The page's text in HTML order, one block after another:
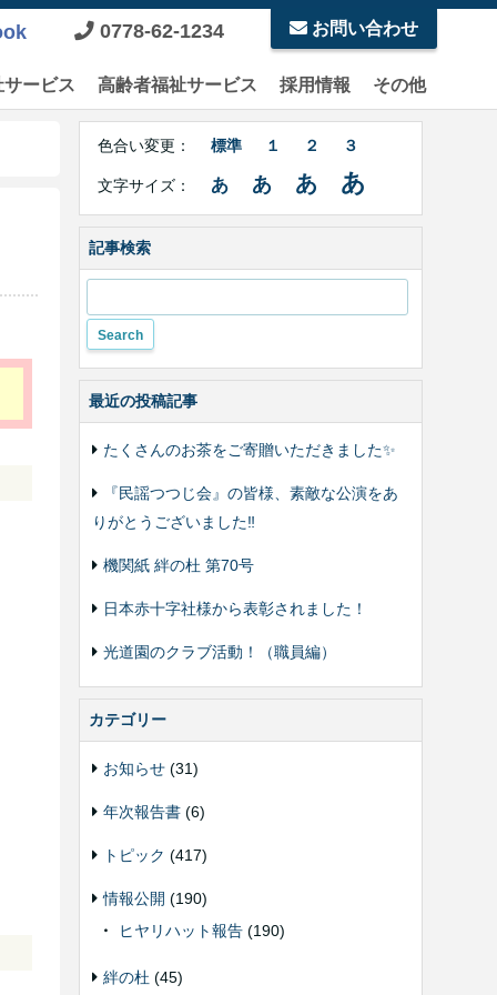
0778-62-1234 お問い合わせ
ービス 高齢者福祉サービス 採用情報 その他
Right
Side
色
合
変
色合い変更： 標準 １ ２ ３
文字サイズ： あ あ あ あ
記事検索
最近の投稿記事
たくさんのお茶をご寄贈いただきました✨
『民謡つつじ会』の皆様、素敵な公演をあ
りがとうございました‼️
機関紙 絆の杜 第70号
日本赤十字社様から表彰されました！
光道園のクラブ活動！（職員編）
カテゴリー
お知らせ (31)
年次報告書 (6)
トピック (417)
情報公開 (190)
ヒヤリハット報告 (190)
絆の杜 (45)